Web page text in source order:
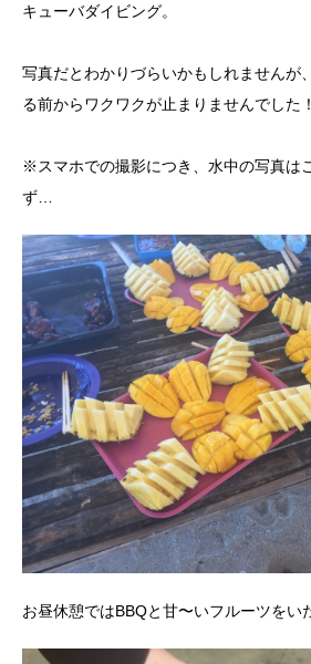
キューバダイビング。
写真だとわかりづらいかもしれませんが
る前からワクワクが止まりませんでした！
※スマホでの撮影につき、水中の写真は
ず…
お昼休憩ではBBQと甘〜いフルーツをい